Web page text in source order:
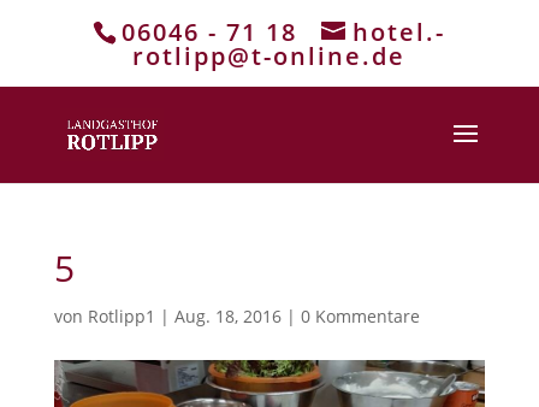
06046 - 71 18 hotel.-
rotlipp@t-online.de
5
von Rotlipp1 | Aug. 18, 2016| 0 Kommentare